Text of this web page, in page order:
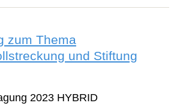
zum Thema
und Stiftung
2023 HYBRID